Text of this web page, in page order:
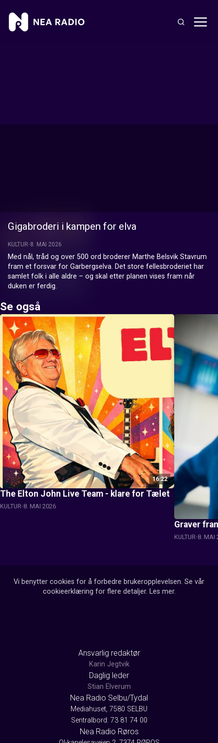
Gigabroderi i kampen for elva
KULTUR 8. MAI 2026
Med nål, tråd og over 500 ord broderer Marthe Belsvik Stavrum
fram et forsvar for Garbergselva. Det store fellesbroderiet har
samlet folk i alle aldre – og skal etter planen vises fram når
duken er ferdig.
Se også
16:22
The Elton John Live Team - klare for Tælet
KULTUR 8. MAI 2026
Graver
KULTUR 8. MAI
Vi benytter cookies for å forbedre brukeropplevelsen. Se vår
cookieerklæring for flere detaljer. Les mer.
Ansvarlig redaktør
Karin Jegtvik
Daglig leder
Stian Elverum
Nea Radio Selbu/Tydal
Mediahuset, 7580 SELBU
Sentralbord: 73 81 74 00
Nea Radio Røros